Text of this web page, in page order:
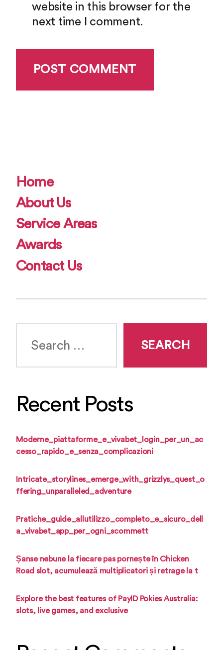
website in this browser for the
next time I comment.
Home
About Us
Service Areas
Awards
Contact Us
Recent Posts
Moderne_piattaforme_e_vivabet_login_per_un_ac
cesso_rapido_e_senza_complicazioni
Intricate_storylines_emerge_with_grizzlys_quest_o
ffering_unparalleled_adventure
Pratiche_guide_allutilizzo_completo_e_sicuro_dell
a_vivabet_app_per_ogni_scommett
Șanse nebune la fiecare pas pornește în Chicken
Road slot, acumulează multiplicatori și retrage la t
Explore the best features of PayID Pokies Australia:
slots, live games, and exclusive